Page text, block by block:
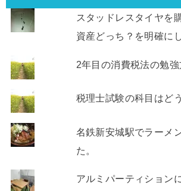
スタッドレスタイヤを
資産どっち？を明確に
2年目の消費税法の勉強
税理士試験の科目はど
名鉄新安城駅でラーメ
た。
アルミパーティション